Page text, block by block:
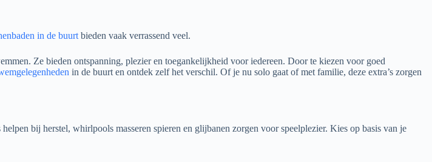
in de buurt bieden vaak verrassend veel.
Ze bieden ontspanning, plezier en toegankelijkheid voor iedereen. Door te kiezen voor goed
in de buurt en ontdek zelf het verschil. Of je nu solo gaat of met familie, deze extra’s zorgen
bij herstel, whirlpools masseren spieren en glijbanen zorgen voor speelplezier. Kies op basis van je